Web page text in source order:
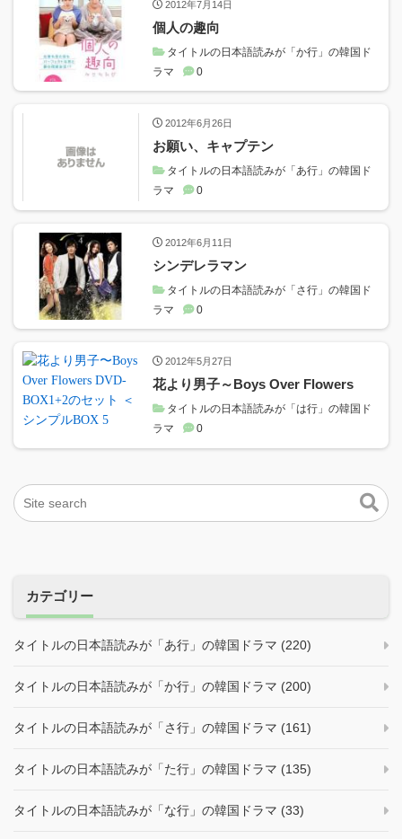
2012年7月14日
個人の趣向
タイトルの日本語読みが「か行」の韓国ド
ラマ
0
2012年6月26日
お願い、キャプテン
タイトルの日本語読みが「あ行」の韓国ド
ラマ
0
2012年6月11日
シンデレラマン
タイトルの日本語読みが「さ行」の韓国ド
ラマ
0
2012年5月27日
花より男子～Boys Over Flowers
タイトルの日本語読みが「は行」の韓国ド
ラマ
0
カテゴリー
タイトルの日本語読みが「あ行」の韓国ドラマ (220)
タイトルの日本語読みが「か行」の韓国ドラマ (200)
タイトルの日本語読みが「さ行」の韓国ドラマ (161)
タイトルの日本語読みが「た行」の韓国ドラマ (135)
タイトルの日本語読みが「な行」の韓国ドラマ (33)